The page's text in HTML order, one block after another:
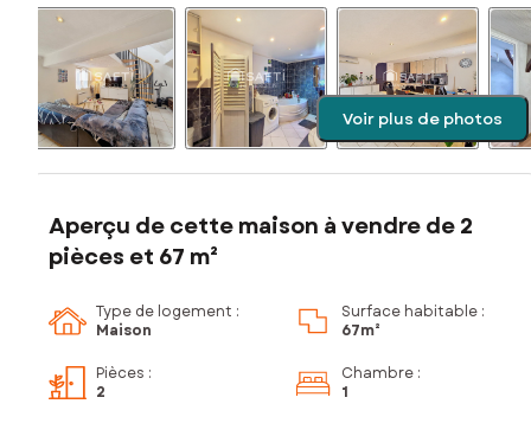
Voir plus de photos
Aperçu de cette maison à vendre de 2
pièces et 67 m²
Type de logement :
Maison
Surface habitable :
67m²
Pièces :
2
Chambre :
1